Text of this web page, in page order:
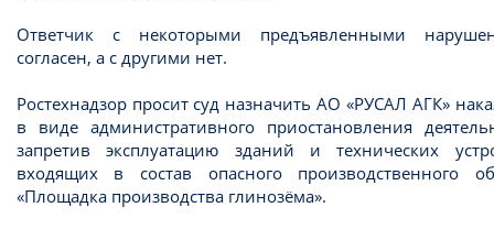
Ответчик с некоторыми предъявленными
согласен, а с другими нет.
Ростехнадзор просит суд назначить АО «РУСАЛ АГК»
в виде административного приостановления
запретив эксплуатацию зданий и технических
входящих в состав опасного производственного
«Площадка производства глинозёма».